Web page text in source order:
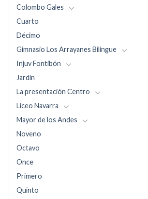
Colombo Gales
Cuarto
Décimo
Gimnasio Los Arrayanes Bilingue
Injuv Fontibón
Jardín
La presentación Centro
Liceo Navarra
Mayor de los Andes
Noveno
Octavo
Once
Primero
Quinto